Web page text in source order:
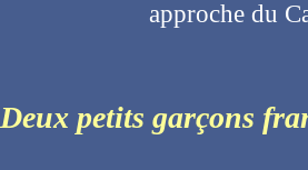
approche du
Deux petits garçons